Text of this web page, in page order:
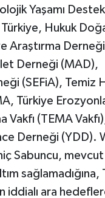
Yaşamı
Hukuk
Araştırma
Derneği (MAD),
(SEFiA), Temiz
Türkiye
Vakfı (TEMA
Derneği (YDD).
Sabuncu, mevcut
sağlamadığına,
iddialı ara